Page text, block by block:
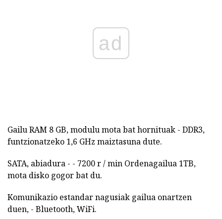
ad
Gailu RAM 8 GB, modulu mota bat hornituak - DDR3,
funtzionatzeko 1,6 GHz maiztasuna dute.
SATA, abiadura - - 7200 r / min Ordenagailua 1TB,
mota disko gogor bat du.
Komunikazio estandar nagusiak gailua onartzen
duen, - Bluetooth, WiFi.